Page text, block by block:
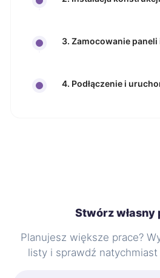
3. Zamocowanie
4. Podłączenie i
Stwórz własny
Planujesz większe prace?
listy i sprawdź natychmiast